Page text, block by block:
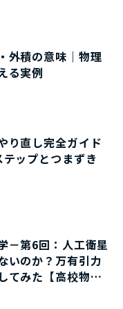
外積の意味｜物理
る実例
り直し完全ガイド
テップとつまずき
－第6回：人工衛星
いのか？万有引力
てみた【高校物理